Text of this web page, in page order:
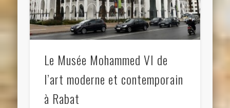
Le Musée Mohammed VI de
l’art moderne et contemporain
à Rabat